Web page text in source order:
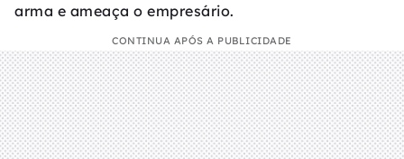
arma e ameaça o empresário.
CONTINUA APÓS A PUBLICIDADE